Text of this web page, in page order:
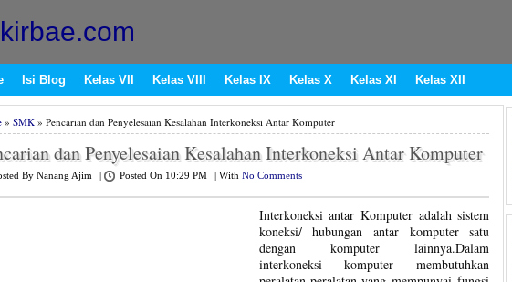
Isi Blog Kelas VII Kelas VIII Kelas IX Kelas X Kelas XI Kelas XII
» SMK» Pencarian dan Penyelesaian Kesalahan Interkoneksi Antar Komputer
dan Penyelesaian Kesalahan Interkoneksi Antar Komputer
By Nanang Ajim Posted On 10:29 PM With No Comments
Interkoneksi antar Komputer adalah sistem
koneksi/ hubungan antar komputer satu
dengan komputer lainnya.Dalam
interkoneksi komputer membutuhkan